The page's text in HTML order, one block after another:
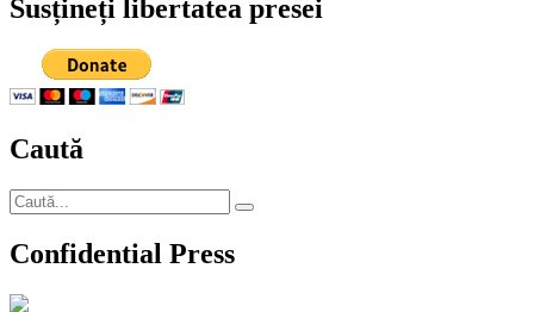
Susțineți libertatea presei
Caută
Caută
după:
Căutare
Confidential Press